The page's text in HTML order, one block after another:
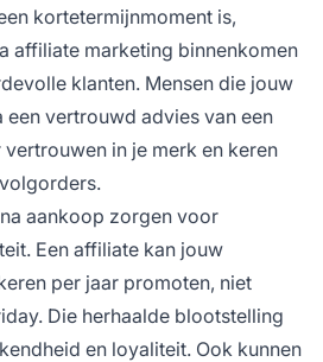
kortetermijnmoment is,
affiliate marketing binnenkomen
klanten. Mensen die jouw
een vertrouwd advies van een
in je merk en keren
aankoop zorgen voor
Een affiliate kan jouw
per jaar promoten, niet
Die herhaalde blootstelling
en loyaliteit. Ook kunnen